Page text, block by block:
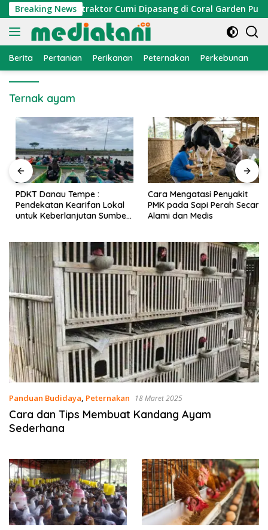
Langsung
ke
konten
Breaking News
Nelayan, Atraktor Cumi Dipasang di Coral Garden Pulau
Berita Pertanian Perikanan Peternakan Perkebunan
Ternak ayam
PDKT Danau Tempe :
Pendekatan Kearifan Lokal
untuk Keberlanjutan Sumber
Cara Mengatasi Penyakit
PMK pada Sapi Perah Secara
Alami dan Medis
Panduan Budidaya, Peternakan 18 Maret 2025
Cara dan Tips Membuat Kandang Ayam
Sederhana